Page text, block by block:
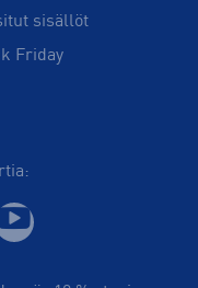
sisällöt
Friday